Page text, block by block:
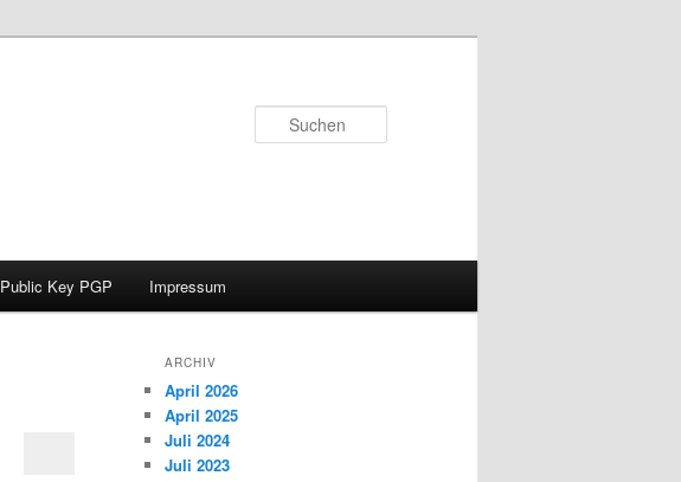
Public Key PGP Impressum
ARCHIV
April 2026
April 2025
Juli 2024
Juli 2023